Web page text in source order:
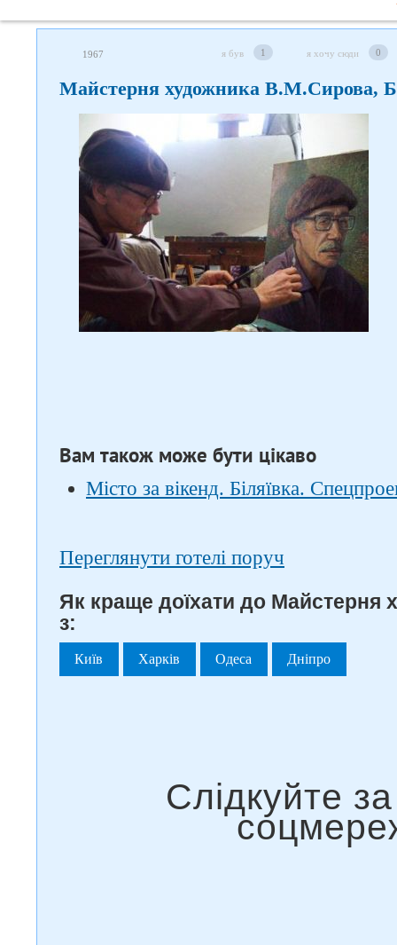
1967 я був 1 я хочу сюди 0
Майстерня художника В.М.Сирова,
Вам також може бути цікаво
Місто за вікенд. Біляївка.
Переглянути готелі поруч
Як краще доїхати до
з:
Київ Харків Одеса Дніпро
Слідкуйте за нами в
соцмережах